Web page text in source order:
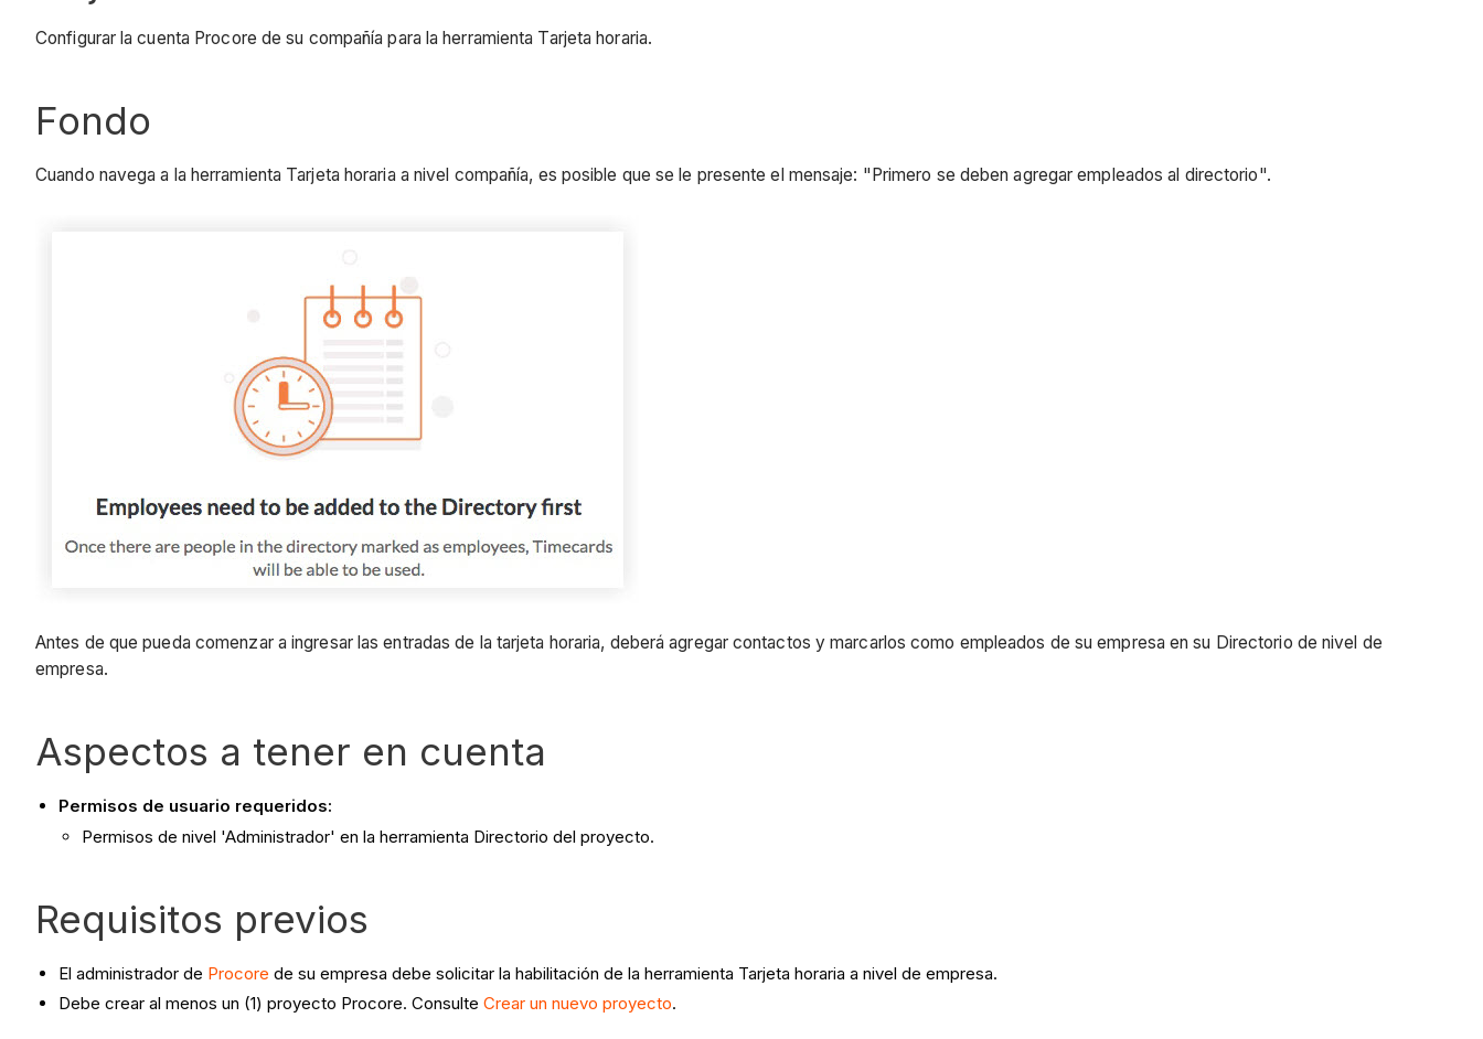
Configurar la cuenta Procore de su compañía para la herramienta Tarjeta horaria.
Fondo
Cuando navega a la herramienta Tarjeta horaria a nivel compañía, es posible que se le presente el mensaje: "Primero se deben agregar empleados al directorio".
Antes de que pueda comenzar a ingresar las entradas de la tarjeta horaria, deberá agregar contactos y marcarlos como empleados de su empresa en su Directorio de nivel de
empresa.
Aspectos a tener en cuenta
Permisos de usuario requeridos:
Permisos de nivel 'Administrador' en la herramienta Directorio del proyecto.
Requisitos previos
El administrador de Procore de su empresa debe solicitar la habilitación de la herramienta Tarjeta horaria a nivel de empresa.
Debe crear al menos un (1) proyecto Procore. Consulte Crear un nuevo proyecto.